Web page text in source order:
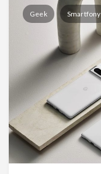
Geek Smartfony